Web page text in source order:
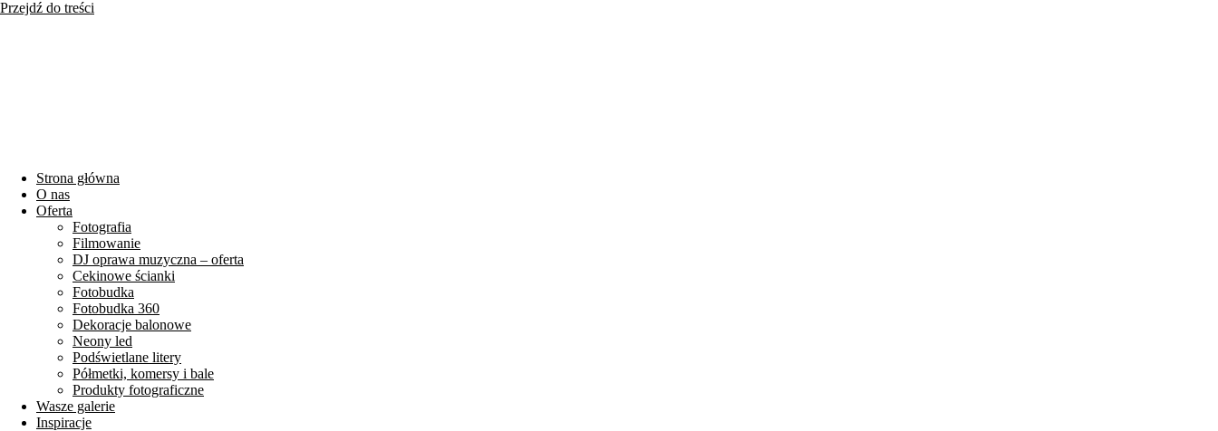
Przejdź do treści
Strona główna
O nas
Oferta
Fotografia
Filmowanie
DJ oprawa muzyczna – oferta
Cekinowe ścianki
Fotobudka
Fotobudka 360
Dekoracje balonowe
Neony led
Podświetlane litery
Półmetki, komersy i bale
Produkty fotograficzne
Wasze galerie
Inspiracje